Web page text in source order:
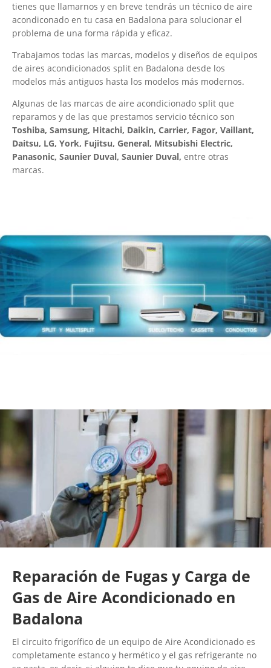
tienes que llamarnos y en breve tendrás un técnico de aire
acondiconado en tu casa en Badalona para solucionar el
problema de una forma rápida y eficaz.
Trabajamos todas las marcas, modelos y diseños de equipos
de aires acondicionados split en Badalona desde los
modelos más antiguos hasta los modelos más modernos.
Algunas de las marcas de aire acondicionado split que
reparamos y de las que prestamos servicio técnico son
Toshiba, Samsung, Hitachi, Daikin, Carrier, Fagor, Vaillant,
Daitsu, LG, York, Fujitsu, General, Mitsubishi Electric,
Panasonic, Saunier Duval, Saunier Duval, entre otras
marcas.
Reparación de Fugas y Carga de
Gas de Aire Acondicionado en
Badalona
El circuito frigorífico de un equipo de Aire Acondicionado es
completamente estanco y hermético y el gas refrigerante no